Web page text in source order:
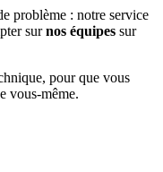
problème : notre service
surnos équipes sur
pour que vous
vous-même.